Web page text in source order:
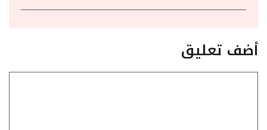
أضف تعليق